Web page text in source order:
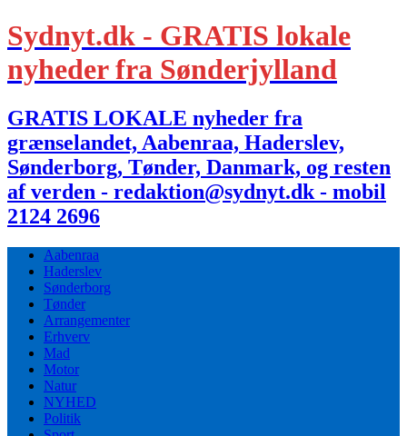
Sydnyt.dk - GRATIS lokale
nyheder fra Sønderjylland
GRATIS LOKALE nyheder fra
grænselandet, Aabenraa, Haderslev,
Sønderborg, Tønder, Danmark, og resten
af verden - redaktion@sydnyt.dk - mobil
2124 2696
Aabenraa
Haderslev
Sønderborg
Tønder
Arrangementer
Erhverv
Mad
Motor
Natur
NYHED
Politik